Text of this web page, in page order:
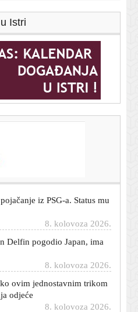
Istri
Tko će biti
- SAD ili Kina?
odjeće